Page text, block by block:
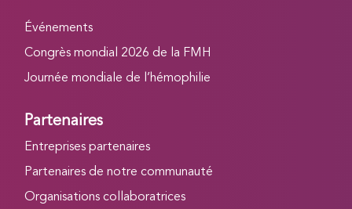
Événements
Congrès mondial 2026 de la FMH
Journée mondiale de l’hémophilie
Partenaires
Entreprises partenaires
Partenaires de notre communauté
Organisations collaboratrices